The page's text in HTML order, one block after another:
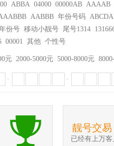
ABBA 04000 00000AB AAAAB
AABBB 年份号码
份号 移动小靓号 尾号1314
00001 其他 个性号
元 2000-5000元 5000-8000元
- -
靓号交易
已经有上万